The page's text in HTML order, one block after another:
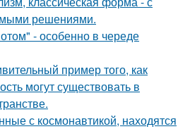
решениями.
- особенно в череде
пример того, как
могут существовать в
с космонавтикой, находятся